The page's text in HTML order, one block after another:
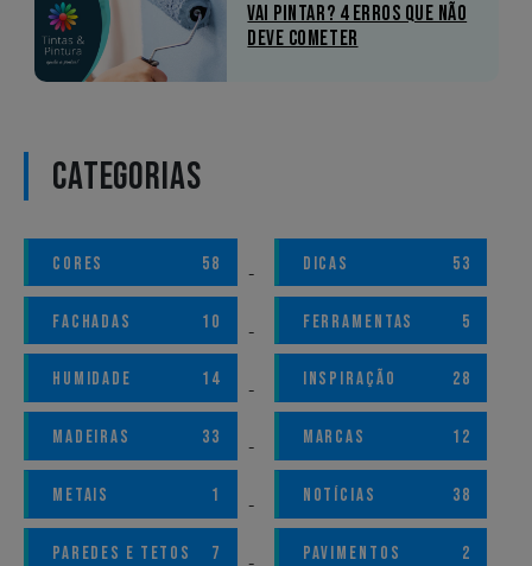
Vai pintar? 4 erros que não
deve cometer
CATEGORIAS
CORES 58 DICAS 53
FACHADAS 10 FERRAMENTAS 5
HUMIDADE 14 INSPIRAÇÃO 28
MADEIRAS 33 MARCAS 12
METAIS 1 NOTÍCIAS 38
PAREDES E TETOS 7 PAVIMENTOS 2